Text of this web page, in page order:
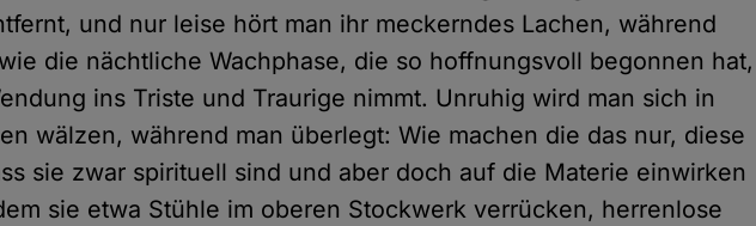
und nur leise hört man ihr meckerndes Lachen, während
die nächtliche Wachphase, die so hoffnungsvoll begonnen hat,
ins Triste und Traurige nimmt. Unruhig wird man sich in
wälzen, während man überlegt: Wie machen die das nur, diese
sie zwar spirituell sind und aber doch auf die Materie einwirken
sie etwa Stühle im oberen Stockwerk verrücken, herrenlose